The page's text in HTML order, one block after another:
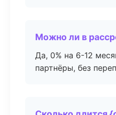
Можно ли в
Да, 0% на 6-12
партнёры, без